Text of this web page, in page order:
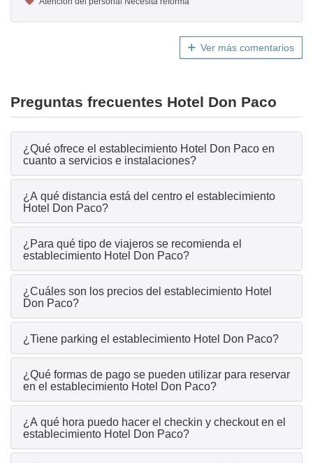
Ver más comentarios
Preguntas frecuentes Hotel Don Paco
¿Qué ofrece el establecimiento Hotel Don Paco en
cuanto a servicios e instalaciones?
¿A qué distancia está del centro el establecimiento
Hotel Don Paco?
¿Para qué tipo de viajeros se recomienda el
establecimiento Hotel Don Paco?
¿Cuáles son los precios del establecimiento Hotel
Don Paco?
¿Tiene parking el establecimiento Hotel Don Paco?
¿Qué formas de pago se pueden utilizar para reservar
en el establecimiento Hotel Don Paco?
¿A qué hora puedo hacer el checkin y checkout en el
establecimiento Hotel Don Paco?